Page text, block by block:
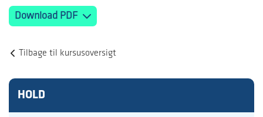
Download PDF
Tilbage til kursusoversigt
HOLD